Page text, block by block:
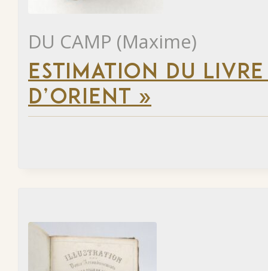
DU CAMP (Maxime)
ESTIMATION DU
D’ORIENT »